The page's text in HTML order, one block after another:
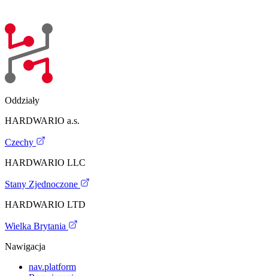
Oddziały
HARDWARIO a.s.
Czechy
HARDWARIO LLC
Stany Zjednoczone
HARDWARIO LTD
Wielka Brytania
Nawigacja
nav.platform